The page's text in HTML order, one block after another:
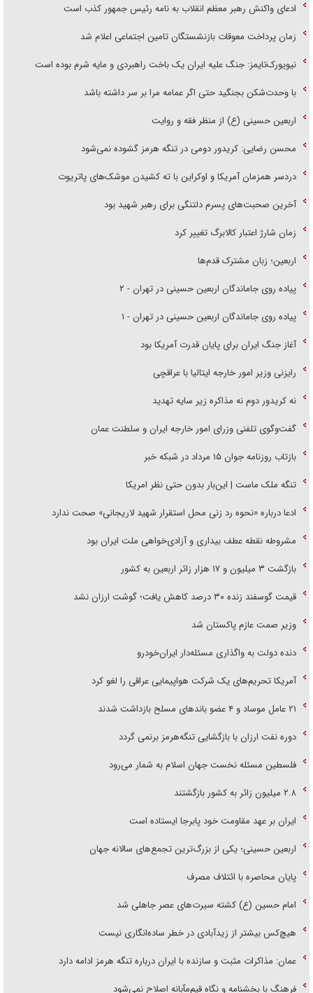
ادعای واکنش رهبر معظم انقلاب به نامه رئیس جمهور کذب است
زمان پرداخت معوقات بازنشستگان تامین اجتماعی اعلام شد
نیویورک‌تایمز: جنگ علیه ایران یک باخت راهبردی و مایه شرم بوده است
با وحدت‌شکن بجنگید حتی اگر عمامه مرا بر سر داشته باشد
اربعین حسینی (ع) از منظر فقه و روایت
محسن رضایی: کریدور دومی در تنگه هرمز گشوده نمی‌شود
دردسر همزمان آمریکا و اوکراین با ته کشیدن موشک‌های پاتریوت
آخرین صحبت‌های پسرم دلتنگی برای رهبر شهید بود
زمان شارژ اعتبار کالابرگ تغییر کرد
اربعین؛ زبان مشترک قدم‌ها
پیاده روی جاماندگان اربعین حسینی در تهران - ۲
پیاده روی جاماندگان اربعین حسینی در تهران - ۱
آغاز جنگ ایران برای پایان قدرت آمریکا بود
رایزنی وزیر امور خارجه ایتالیا با عراقچی
نه کریدور دوم نه مذاکره زیر سایه تهدید
گفت‌وگوی تلفنی وزرای امور خارجه ایران و سلطنت عمان
بازتاب روزنامه جوان ۱۵ مرداد در شبکه خبر
تنگه ملک ماست | این‌بار بدون حتی نظر امریکا
ادعا درباره «نحوه رد زنی محل استقرار شهید لاریجانی» صحت ندارد
مشروطه نقطه عطف بیداری و آزادی‌خواهی ملت ایران بود
بازگشت ۳ میلیون و ۱۷ هزار زائر اربعین به کشور
قیمت گوسفند زنده ۳۰ درصد کاهش یافت؛ گوشت ارزان نشد
وزیر صمت عازم پاکستان شد
دنده دولت به واگذاری مسئله‌دار ایران‌خودرو
آمریکا تحریم‌های یک شرکت هواپیمایی عراقی را لغو کرد
۲۱ عامل موساد و ۴ عضو باند‌های مسلح بازداشت شدند
دوره نفت ارزان با بازگشایی تنگه‌هرمز برنمی گردد
فلسطین مسئله نخست جهان اسلام به شمار می‌رود
۲.۸ میلیون زائر به کشور بازگشتند
ایران بر عهد مقاومت خود پابرجا ایستاده است
اربعین حسینی؛ یکی از بزرگ‌ترین تجمع‌های سالانه جهان
پایان محاصره با ائتلاف مصرف
امام حسین (ع) کشته سیرت‌های عصر جاهلی شد
هیچ‌کس بیشتر از زیدآبادی در خطر ساده‌انگاری نیست
عمان: مذاکرات مثبت و سازنده با ایران درباره تنگه هرمز ادامه دارد
فرهنگ با بخشنامه و نگاه قیم‌مآبانه اصلاح نمی‌شود